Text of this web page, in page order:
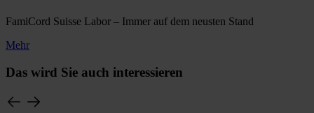
FamiCord Suisse Labor – Immer auf dem neusten Stand
Mehr
Das wird Sie auch interessieren